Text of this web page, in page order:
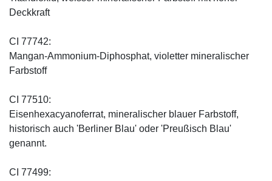
Deckkraft
CI 77742:
Mangan-Ammonium-Diphosphat, violetter mineralischer
Farbstoff
CI 77510:
Eisenhexacyanoferrat, mineralischer blauer Farbstoff,
historisch auch 'Berliner Blau' oder 'Preußisch Blau'
genannt.
CI 77499: